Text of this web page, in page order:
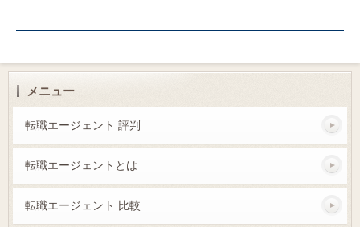
メニュー
転職エージェント 評判
転職エージェントとは
転職エージェント 比較